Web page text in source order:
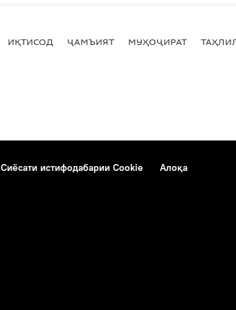
ИҚТИСОД ҶАМЪИЯТ МУҲОҶИРАТ
Сиёсати истифодабарии Cookie Алоқа